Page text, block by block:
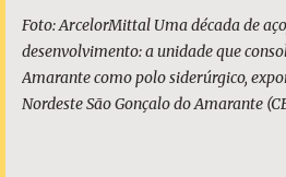
Foto: ArcelorMittal Uma década de
desenvolvimento: a unidade que
Amarante como polo siderúrgico,
Nordeste São Gonçalo do Amarante